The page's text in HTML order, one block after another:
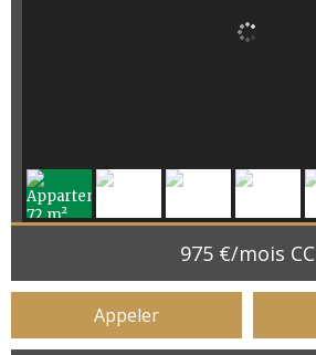
975 €/mois CC
Appeler